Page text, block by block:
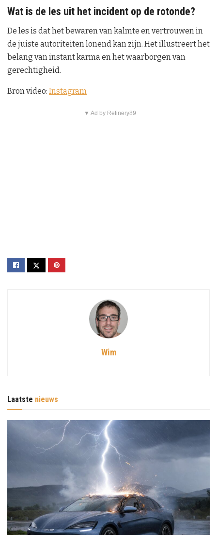
Wat is de les uit het incident op de rotonde?
De les is dat het bewaren van kalmte en vertrouwen in
de juiste autoriteiten lonend kan zijn. Het illustreert het
belang van instant karma en het waarborgen van
gerechtigheid.
Bron video: Instagram
▼ Ad by Refinery89
Wim
Laatste nieuws